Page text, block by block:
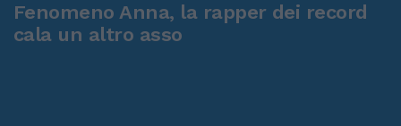
Fenomeno Anna, la rapper dei record
cala un altro asso